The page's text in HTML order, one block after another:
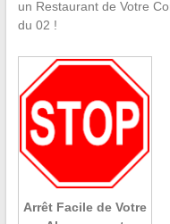
un Restaurant de Votre
du 02 !
Arrêt Facile de Votre